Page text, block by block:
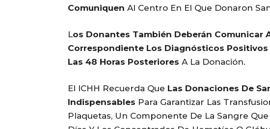
Comuniquen Al Centro En El Que Donaron
LOs Donantes También Deberán Comunicar
Correspondiente Los Diagnósticos Positivos
Las 48 Horas Posteriores A La Donación.
El ICHH Recuerda Que Las Donaciones De
Indispensables Para Garantizar Las
Plaquetas, Un Componente De La Sangre